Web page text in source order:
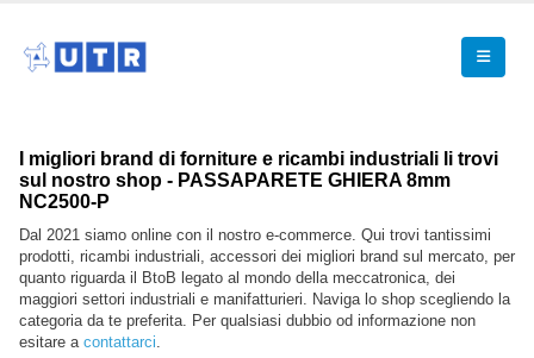
I migliori brand di forniture e ricambi industriali li trovi
sul nostro shop - PASSAPARETE GHIERA 8mm
NC2500-P
Dal 2021 siamo online con il nostro e-commerce. Qui trovi tantissimi
prodotti, ricambi industriali, accessori dei migliori brand sul mercato, per
quanto riguarda il BtoB legato al mondo della meccatronica, dei
maggiori settori industriali e manifatturieri. Naviga lo shop scegliendo la
categoria da te preferita. Per qualsiasi dubbio od informazione non
esitare a contattarci.